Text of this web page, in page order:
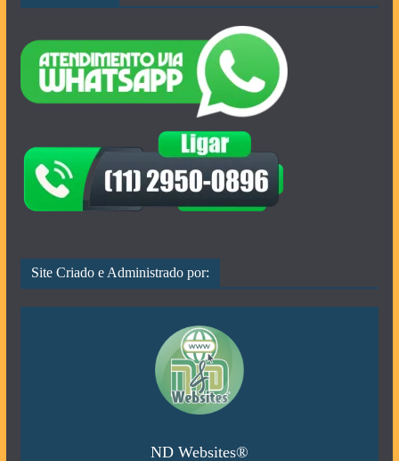
Site Criado e Administrado por:
ND Websites®